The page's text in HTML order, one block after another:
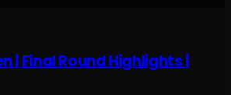
| Final Round Highlights |